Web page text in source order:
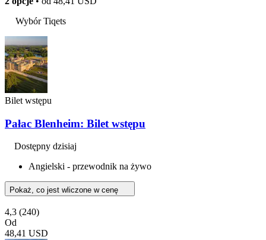
Wybór Tiqets
Bilet wstępu
Pałac Blenheim: Bilet wstępu
Dostępny dzisiaj
Angielski - przewodnik na żywo
Pokaż, co jest wliczone w cenę
4,3 (240)
Od
48,41 USD